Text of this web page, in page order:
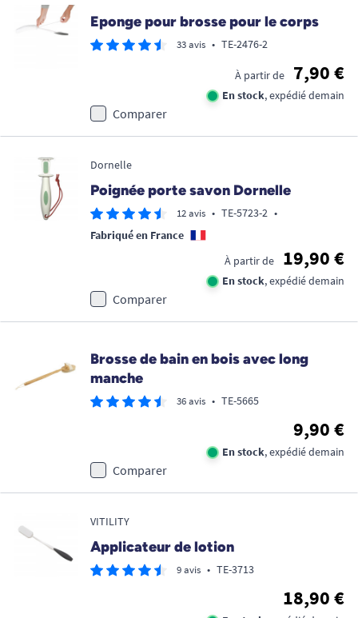
Eponge pour brosse pour le corps
33 avis • TE-2476-2
À partir de 7,90 €
En stock, expédié demain
Comparer
Dornelle
Poignée porte savon Dornelle
12 avis • TE-5723-2 •
Fabriqué en France
À partir de
19,90 €
En stock, expédié demain
Comparer
Brosse de bain en bois avec long
manche
36 avis • TE-5665
9,90 €
En stock, expédié demain
Comparer
VITILITY
Applicateur de lotion
9 avis • TE-3713
18,90 €